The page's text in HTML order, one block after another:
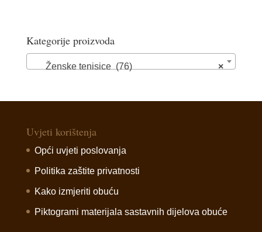
Kategorije proizvoda
×
Ženske tenisice (76)
Uvjeti korištenja
Opći uvjeti poslovanja
Politika zaštite privatnosti
Kako izmjeriti obuću
Piktogrami materijala sastavnih dijelova obuće